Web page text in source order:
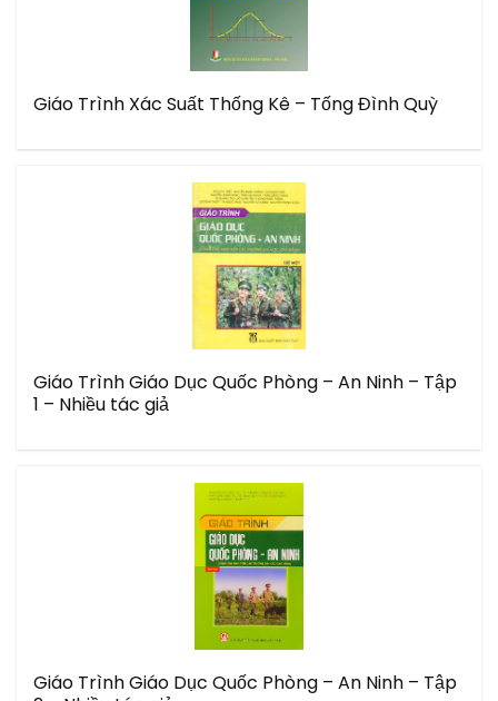
Giáo Trình Xác Suất Thống Kê – Tống Đình Quỳ
Giáo Trình Giáo Dục Quốc Phòng – An Ninh – Tập
1 – Nhiều tác giả
Giáo Trình Giáo Dục Quốc Phòng – An Ninh – Tập